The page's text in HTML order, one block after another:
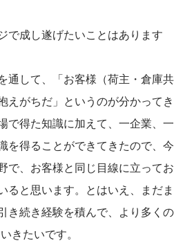
で成し遂げたいことはあります
通して、「お客様（荷主・倉庫共
えがちだ」というのが分かってき
で得た知識に加えて、一企業、一
を得ることができてきたので、今
で、お客様と同じ目線に立ってお
ると思います。とはいえ、まだま
き続き経験を積んで、より多くの
きたいです。